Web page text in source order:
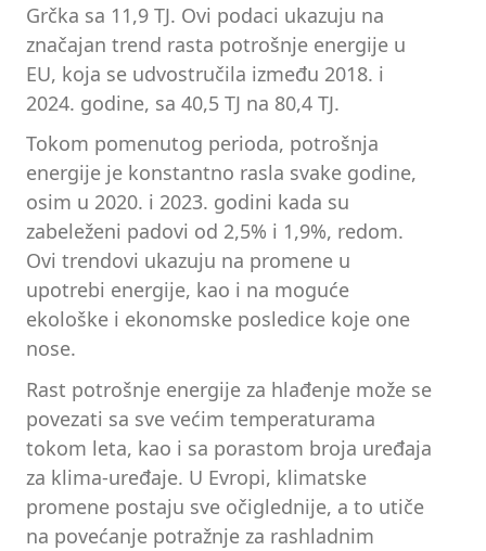
Grčka sa 11,9 TJ. Ovi podaci ukazuju na
značajan trend rasta potrošnje energije u
EU, koja se udvostručila između 2018. i
2024. godine, sa 40,5 TJ na 80,4 TJ.
Tokom pomenutog perioda, potrošnja
energije je konstantno rasla svake godine,
osim u 2020. i 2023. godini kada su
zabeleženi padovi od 2,5% i 1,9%, redom.
Ovi trendovi ukazuju na promene u
upotrebi energije, kao i na moguće
ekološke i ekonomske posledice koje one
nose.
Rast potrošnje energije za hlađenje može se
povezati sa sve većim temperaturama
tokom leta, kao i sa porastom broja uređaja
za klima-uređaje. U Evropi, klimatske
promene postaju sve očiglednije, a to utiče
na povećanje potražnje za rashladnim